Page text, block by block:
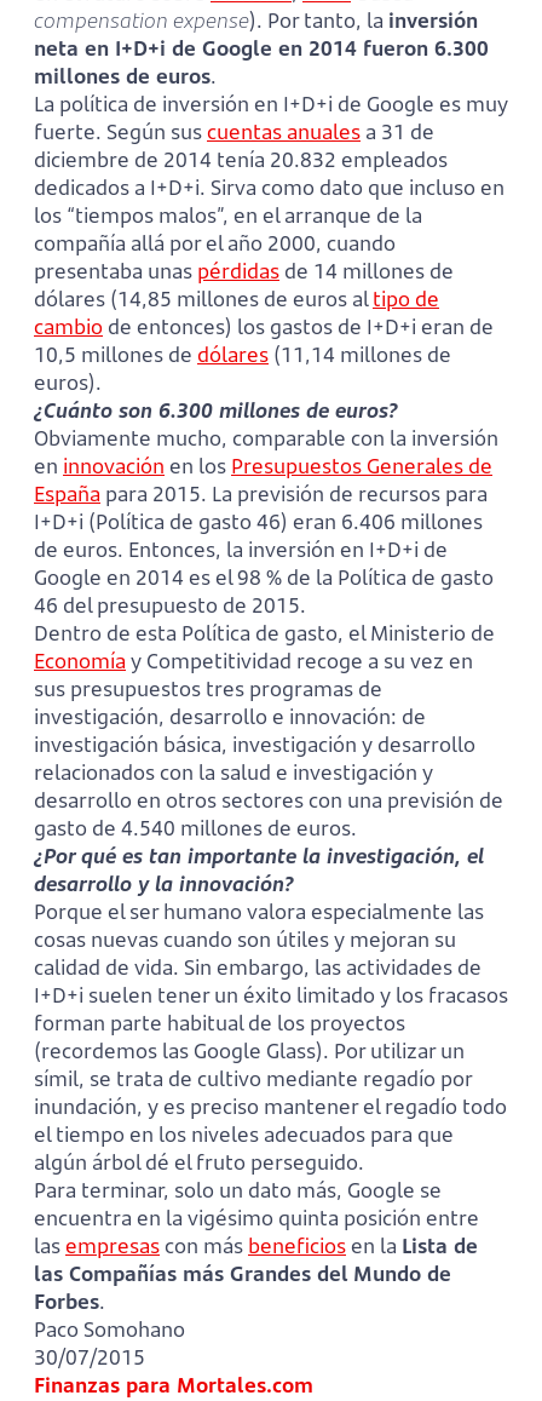
compensation expense). Por tanto, la inversión
neta en I+D+i de Google en 2014 fueron 6.300
millones de euros.
La política de inversión en I+D+i de Google es muy
fuerte. Según suscuentas anuales a 31 de
diciembre de 2014 tenía 20.832 empleados
dedicados a I+D+i. Sirva como dato que incluso en
los “tiempos malos”, en el arranque de la
compañía allá por el año 2000, cuando
presentaba unas pérdidas de 14 millones de
dólares (14,85 millones de euros altipo de
cambio de entonces) los gastos de I+D+i eran de
10,5 millones de dólares (11,14 millones de
euros).
¿Cuánto son 6.300 millones de euros?
Obviamente mucho, comparable con la inversión
en innovación en los Presupuestos Generales de
España para 2015. La previsión de recursos para
I+D+i (Política de gasto 46) eran 6.406 millones
de euros. Entonces, la inversión en I+D+i de
Google en 2014 es el 98 % de la Política de gasto
46 del presupuesto de 2015.
Dentro de esta Política de gasto, el Ministerio de
Economía y Competitividad recoge a su vez en
sus presupuestos tres programas de
investigación, desarrollo e innovación: de
investigación básica, investigación y desarrollo
relacionados con la salud e investigación y
desarrollo en otros sectores con una previsión de
gasto de 4.540 millones de euros.
¿Por qué es tan importante la investigación, el
desarrollo y la innovación?
Porque el ser humano valora especialmente las
cosas nuevas cuando son útiles y mejoran su
calidad de vida. Sin embargo, las actividades de
I+D+i suelen tener un éxito limitado y los fracasos
forman parte habitual de los proyectos
(recordemos las Google Glass). Por utilizar un
símil, se trata de cultivo mediante regadío por
inundación, y es preciso mantener el regadío todo
el tiempo en los niveles adecuados para que
algún árbol dé el fruto perseguido.
Para terminar, solo un dato más, Google se
encuentra en la vigésimo quinta posición entre
lasempresascon más beneficiosen la Lista de
las Compañías más Grandes del Mundo de
Forbes.
Paco Somohano
30/07/2015
Finanzas para Mortales.com